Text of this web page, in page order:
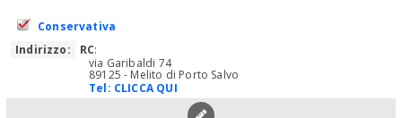
Conservativa
Indirizzo:
RC:
via Garibaldi 74
89125 - Melito di Porto Salvo
Tel: CLICCA QUI